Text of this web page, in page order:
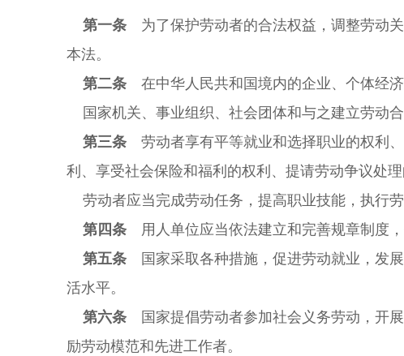
第一条 为了保护劳动者的合法权益，调整劳动
本法。
第二条 在中华人民共和国境内的企业、个体经
国家机关、事业组织、社会团体和与之建立劳动合
第三条 劳动者享有平等就业和选择职业的权利
利、享受社会保险和福利的权利、提请劳动争议处
劳动者应当完成劳动任务，提高职业技能，执行
第四条 用人单位应当依法建立和完善规章制度
第五条 国家采取各种措施，促进劳动就业，发
活水平。
第六条 国家提倡劳动者参加社会义务劳动，开
励劳动模范和先进工作者。